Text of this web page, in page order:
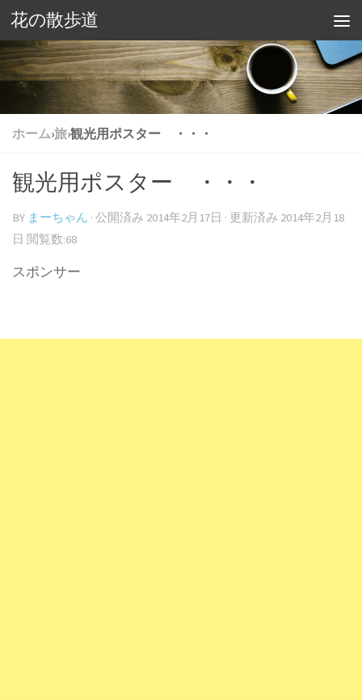
花の散歩道
ホーム›旅›観光用ポスター ・・・
観光用ポスター ・・・
BY まーちゃん · 公開済み 2014年2月17日 · 更新済み 2014年2月18
日 閲覧数:68
スポンサー